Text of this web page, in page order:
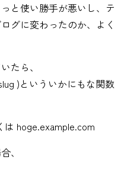
と使い勝手が悪いし、テ
グに変わったのか、よく
たら、
)といういかにもな関数
hoge.example.com
、